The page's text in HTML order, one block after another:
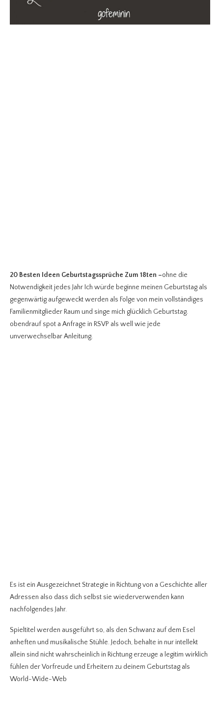
20 Besten Ideen Geburtstagssprüche Zum 18ten –ohne die
Notwendigkeit jedes Jahr Ich würde beginne meinen Geburtstag als
gegenwärtig aufgeweckt werden als Folge von mein vollständiges
Familienmitglieder Raum und singe mich glücklich Geburtstag.
obendrauf spot a Anfrage in RSVP als well wie jede
unverwechselbar Anleitung.
Es ist ein Ausgezeichnet Strategie in Richtung von a Geschichte aller
Adressen also dass dich selbst sie wiederverwenden kann
nachfolgendes Jahr.
Spieltitel werden ausgeführt so, als den Schwanz auf dem Esel
anheften und musikalische Stühle. Jedoch, behalte in nur intellekt
allein sind nicht wahrscheinlich in Richtung erzeuge a legitim wirklich
fühlen der Vorfreude und Erheitern zu deinem Geburtstag als
World-Wide-Web